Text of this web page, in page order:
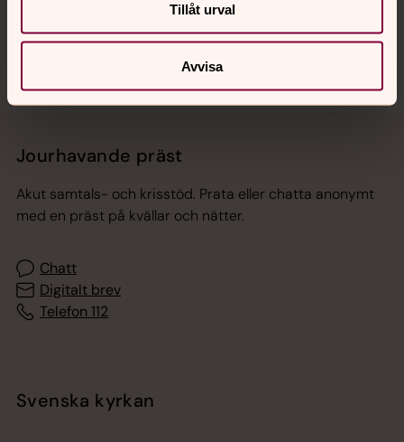
Tillåt urval
Avvisa
Jourhavande präst
Akut samtals- och krisstöd. Prata eller chatta anonymt
med en präst på kvällar och nätter.
Chatt
Digitalt brev
Telefon 112
Svenska kyrkan